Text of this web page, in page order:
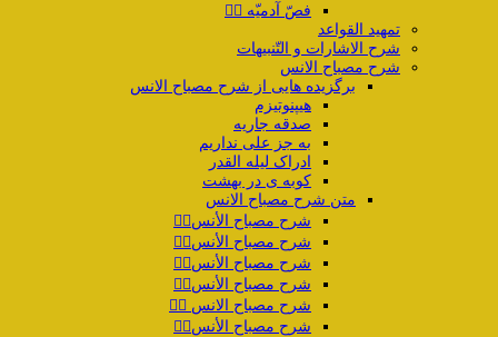
فصّ آدمیّه ۴️⃣
تمهید القواعد
شرح الاشارات و التّنبیهات
شرح مصباح الانس
برگزیده هایی از شرح مصباح الانس
هیپنوتیزم
صدقه جاریه
به جز علی نداریم
ادراک لیله القدر
کوبه ی در بهشت
متن شرح مصباح الانس
شرح مصباح الأنس۱️⃣
شرح مصباح الأنس۲️⃣
شرح مصباح الأنس۳️⃣
شرح مصباح الأنس۴️⃣
شرح مصباح الانس ۵️⃣
شرح مصباح الأنس۶️⃣